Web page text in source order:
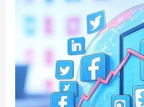
Conquista:
Amará
Convertirá!